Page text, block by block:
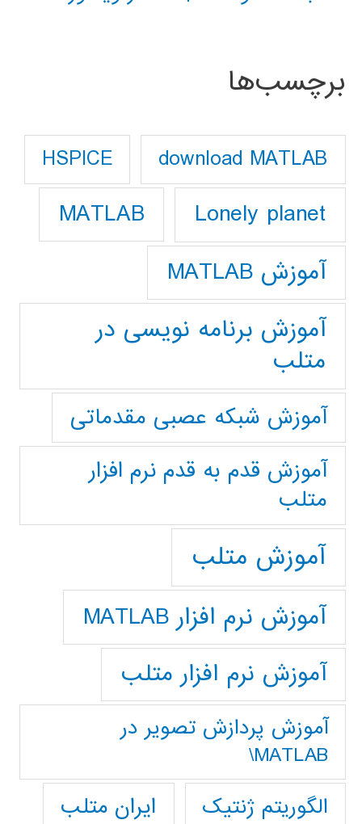
برچسب‌ها
download MATLAB
HSPICE
Lonely planet
MATLAB
آموزش MATLAB
آموزش برنامه نویسی در
متلب
آموزش شبکه عصبی مقدماتی
آموزش قدم به قدم نرم افزار
متلب
آموزش متلب
آموزش نرم افزار MATLAB
آموزش نرم افزار متلب
آموزش پردازش تصوير در
MATLAB\
الگوریتم ژنتیک
ایران متلب